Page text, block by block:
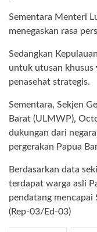
Sementara Menteri
menegaskan rasa
Sedangkan
untuk utusan khusus
penasehat strategis.
Sementara, Sekjen
Barat (ULMWP),
dukungan dari
pergerakan Papua
Berdasarkan data
terdapat warga asli
pendatang
(Rep-03/Ed-03)